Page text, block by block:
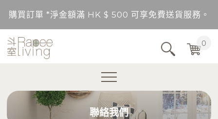
購買訂單 *淨金額滿 HK $ 500 可享免費送貨服務。
送貨範圍：香港，九龍，新界（東涌，愉景灣，離島
購買訂單 *淨金額滿 HK $ 500 可享免費送貨服務。
0
聯絡我們